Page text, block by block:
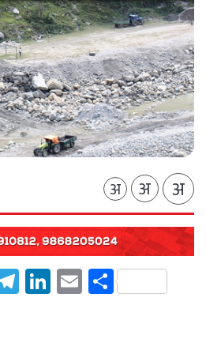
अ अ अ
Telegram
LinkedIn
EmailShare